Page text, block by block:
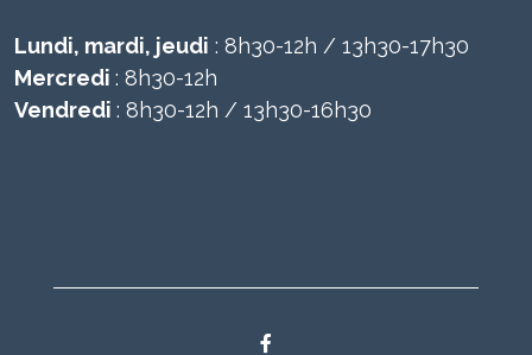
Lundi, mardi, jeudi : 8h30-12h / 13h30-17h30
Mercredi : 8h30-12h
Vendredi : 8h30-12h / 13h30-16h30